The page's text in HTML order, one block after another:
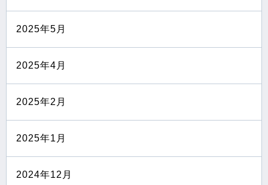
2025年5月
2025年4月
2025年2月
2025年1月
2024年12月